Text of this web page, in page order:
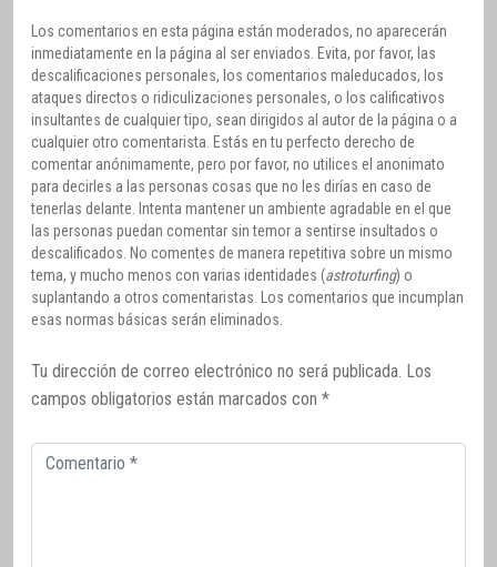
Los comentarios en esta página están moderados, no aparecerán
inmediatamente en la página al ser enviados. Evita, por favor, las
descalificaciones personales, los comentarios maleducados, los
ataques directos o ridiculizaciones personales, o los calificativos
insultantes de cualquier tipo, sean dirigidos al autor de la página o a
cualquier otro comentarista. Estás en tu perfecto derecho de
comentar anónimamente, pero por favor, no utilices el anonimato
para decirles a las personas cosas que no les dirías en caso de
tenerlas delante. Intenta mantener un ambiente agradable en el que
las personas puedan comentar sin temor a sentirse insultados o
descalificados. No comentes de manera repetitiva sobre un mismo
tema, y mucho menos con varias identidades (astroturfing) o
suplantando a otros comentaristas. Los comentarios que incumplan
esas normas básicas serán eliminados.
Tu dirección de correo electrónico no será publicada. Los
campos obligatorios están marcados con *
Comentario